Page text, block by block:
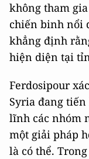
không tham
chiến binh nổi
khẳng định
hiện diện tại
Ferdosipour
Syria đang
lĩnh các nhóm
một giải pháp
là có thể.